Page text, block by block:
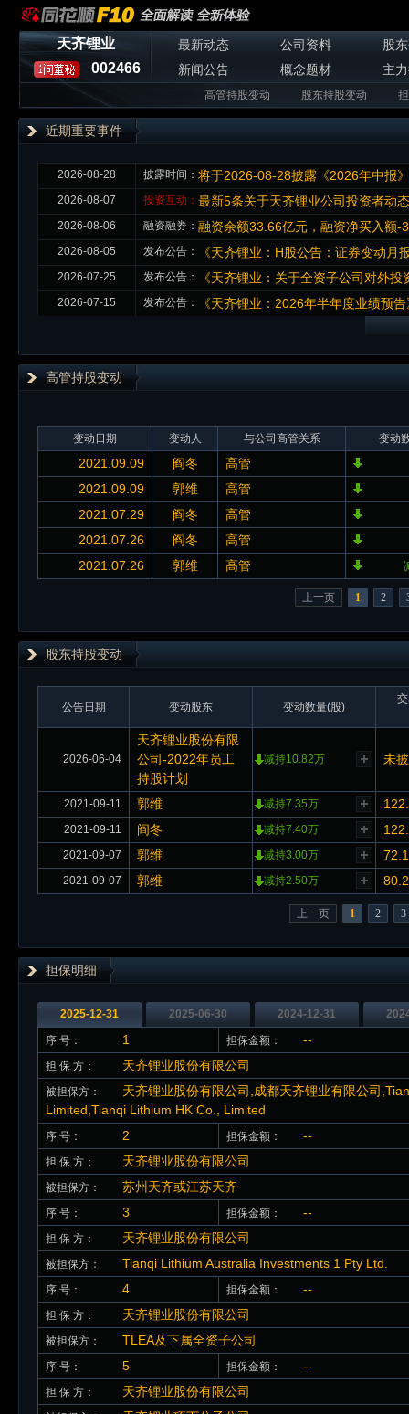
天齐锂业
002466
最新动态 公司资料
股
新闻公告
概念题材 主
高管持股变动 股东持股变动
近期重要事件
2026-08-28 披露时间： 将于2026-08-28披露《2026年中报》
2026-08-07 投资互动： 最新5条关于天齐锂业公司投资者动
2026-08-06 融资融券： 融资余额33.66亿元，融资净买入额-
2026-08-05 发布公告： 《天齐锂业：H股公告：证券变动月
2026-07-25 发布公告： 《天齐锂业：关于全资子公司对外
2026-07-15 发布公告： 《天齐锂业：2026年半年度业绩预
高管持股变动
变动日期 变动人 与公司高管关系 变动
2021.09.09 阎冬
高管
2021.09.09
郭维
高管
2021.07.29
阎冬
高管
2021.07.26
阎冬
高管
2021.07.26
郭维 高管
上一页 1 2
股东持股变动
公告日期 变动股东 变动数量(股)
2026-06-04
天齐锂业股份有限
公司-2022年员工
持股计划
减持10.82万 未
2021-09-11 郭维 减持7.35万
2021-09-11 阎冬 减持7.40万
2021-09-07 郭维 减持3.00万
2021-09-07 郭维 减持2.50万
上一页 1 2 3
担保明细
2025-12-31 2025-06-30 2024-12-31
序 号： 1 担保金额： --
担 保 方： 天齐锂业股份有限公司
被担保方：
天齐锂业股份有限公司,成都天齐锂业有限公司
Limited,Tianqi Lithium HK Co., Limited
序 号： 2 担保金额： --
担 保 方： 天齐锂业股份有限公司
被担保方： 苏州天齐或江苏天齐
序 号： 3 担保金额： --
担 保 方： 天齐锂业股份有限公司
被担保方： Tianqi Lithium Australia Investments 1 Pty Ltd.
序 号： 4 担保金额： --
担 保 方： 天齐锂业股份有限公司
被担保方： TLEA及下属全资子公司
序 号： 5 担保金额： --
担 保 方： 天齐锂业股份有限公司